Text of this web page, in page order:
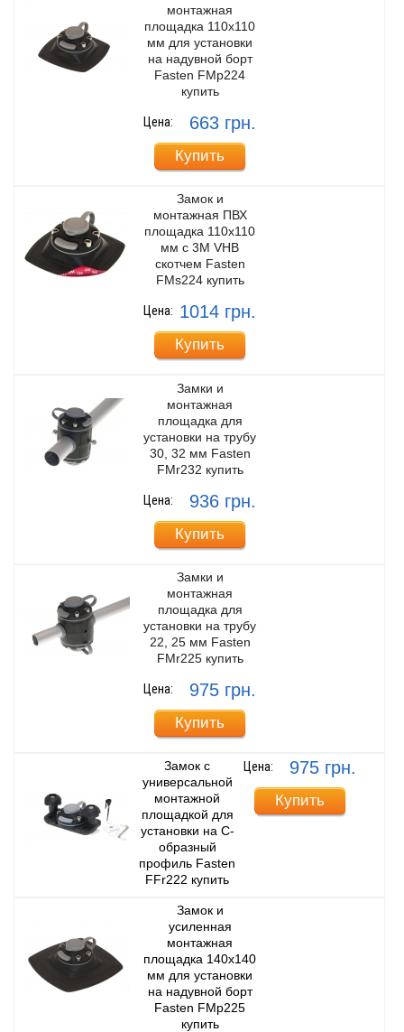
монтажная
площадка 110х110
мм для установки
на надувной борт
Fasten FMp224
купить
Цена: 663 грн.
Купить
Замок и
монтажная ПВХ
площадка 110x110
мм с 3M VHB
скотчем Fasten
FMs224 купить
Цена: 1014 грн.
Купить
Замки и
монтажная
площадка для
установки на трубу
30, 32 мм Fasten
FMr232 купить
Цена: 936 грн.
Купить
Замки и
монтажная
площадка для
установки на трубу
22, 25 мм Fasten
FMr225 купить
Цена: 975 грн.
Купить
Замок с
универсальной
монтажной
площадкой для
установки на С-
образный
профиль Fasten
FFr222 купить
Цена: 975 грн.
Купить
Замок и
усиленная
монтажная
площадка 140х140
мм для установки
на надувной борт
Fasten FMp225
купить